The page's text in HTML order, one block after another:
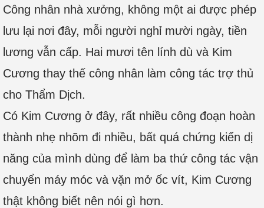
Công nhân nhà xưởng, không một ai được phép
lưu lại nơi đây, mỗi người nghỉ mười ngày, tiền
lương vẫn cấp. Hai mươi tên lính dù và Kim
Cương thay thế công nhân làm công tác trợ thủ
cho Thẩm Dịch.
Có Kim Cương ở đây, rất nhiều công đoạn hoàn
thành nhẹ nhõm đi nhiều, bất quá chứng kiến dị
năng của mình dùng để làm ba thứ công tác vận
chuyển máy móc và vặn mở ốc vít, Kim Cương
thật không biết nên nói gì hơn.